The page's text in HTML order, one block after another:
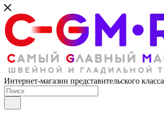
Интернет-магазин представительского класса